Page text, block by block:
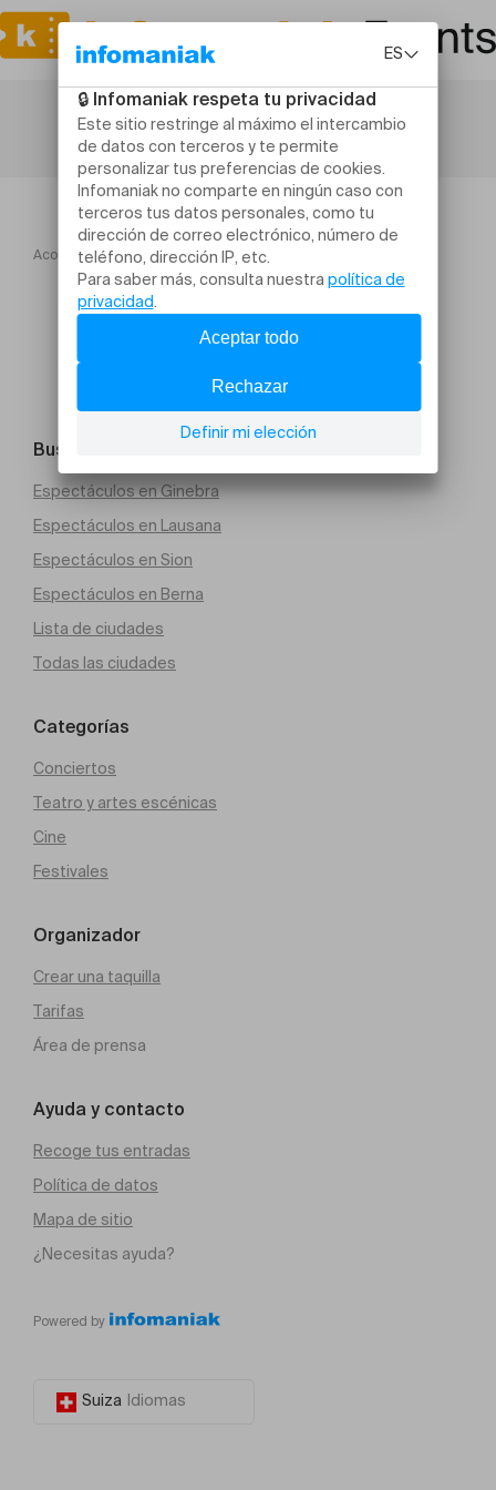
Acogida Peter Pan
Buscar un evento
Espectáculos en Ginebra
Espectáculos en Lausana
Espectáculos en Sion
Espectáculos en Berna
Lista de ciudades
Todas las ciudades
Categorías
Conciertos
Teatro y artes escénicas
Cine
Festivales
Organizador
Crear una taquilla
Tarifas
Área de prensa
Ayuda y contacto
Recoge tus entradas
Política de datos
Mapa de sitio
¿Necesitas ayuda?
Powered by
Suiza Idiomas